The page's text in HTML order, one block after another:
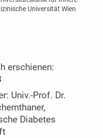
Universität Wien
erschienen:
Univ.-Prof. Dr.
Diabetes